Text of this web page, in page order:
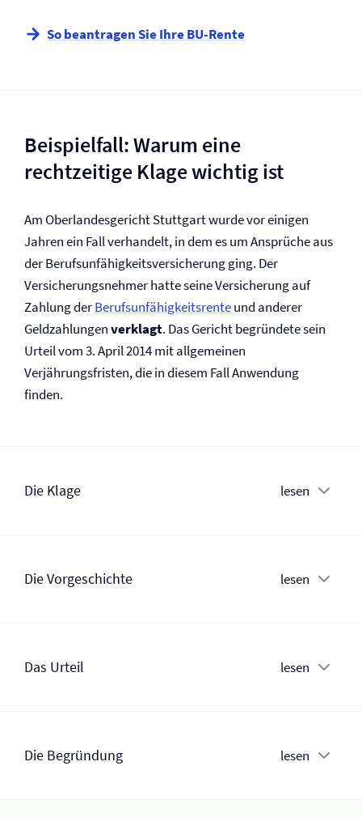
So beantragen Sie Ihre BU-Rente
Beispielfall: Warum eine
rechtzeitige Klage wichtig ist
Am Oberlandesgericht Stuttgart wurde vor einigen
Jahren ein Fall verhandelt, in dem es um Ansprüche aus
der Berufs­unfähigkeits­versicherung ging. Der
Versicherungsnehmer hatte seine Versicherung auf
Zahlung derBerufs­unfähigkeitsrenteund anderer
Geldzahlungenverklagt. Das Gericht begründete sein
Urteil vom 3. April 2014 mit allgemeinen
Verjährungsfristen, die in diesem Fall Anwendung
finden.
Die Klage lesen
Die Vorgeschichte lesen
Das Urteil lesen
Die Begründung lesen